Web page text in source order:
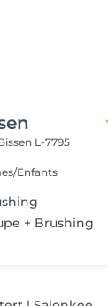
L-7795
Enfants
+ Brushing